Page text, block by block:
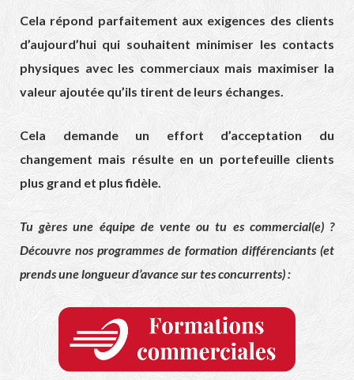
Cela répond parfaitement aux exigences des clients
d’aujourd’hui qui souhaitent minimiser les contacts
physiques avec les commerciaux mais maximiser la
valeur ajoutée qu’ils tirent de leurs échanges.
Cela demande un effort d’acceptation du
changement mais résulte en un portefeuille clients
plus grand et plus fidèle.
Tu gères une équipe de vente ou tu es commercial(e) ?
Découvre nos programmes de formation différenciants (et
prends une longueur d’avance sur tes concurrents) :